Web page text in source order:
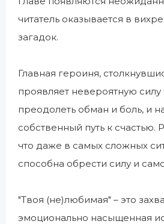
читатель оказывается в
загадок.
Главная героиня,
проявляет невероятную силу
преодолеть обман и боль, и
собственный путь к счастью.
что даже в самых сложных
способна обрести силу и
"Твоя (не)любимая" – это
эмоционально насыщенная